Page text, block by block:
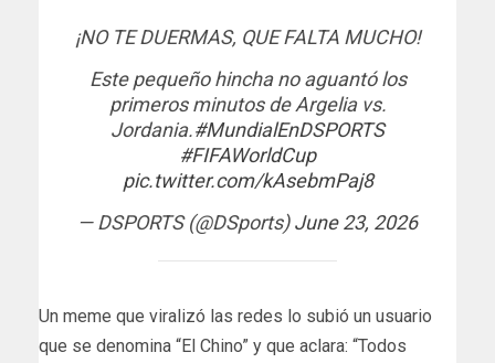
¡NO TE DUERMAS, QUE FALTA MUCHO!
Este pequeño hincha no aguantó los
primeros minutos de Argelia vs.
Jordania.#MundialEnDSPORTS
#FIFAWorldCup
pic.twitter.com/kAsebmPaj8
— DSPORTS (@DSports)June 23, 2026
Un meme que viralizó las redes lo subió un usuario
que se denomina “El Chino” y que aclara: “Todos